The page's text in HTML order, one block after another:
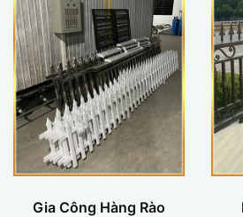
Gia Công Hàng Rào